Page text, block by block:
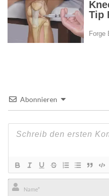
Abonnieren